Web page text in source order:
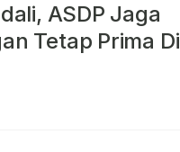
ASDP Jaga
Tetap Prima Di